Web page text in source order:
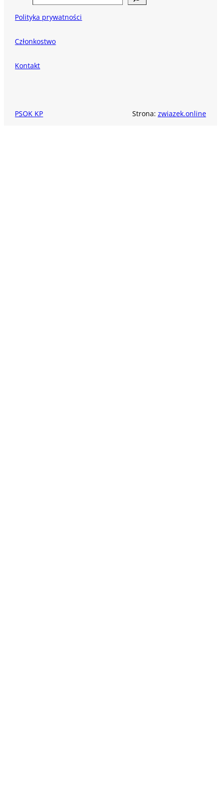
Polityka prywatności
Członkostwo
Kontakt
PSOK KP Strona: zwiazek.online